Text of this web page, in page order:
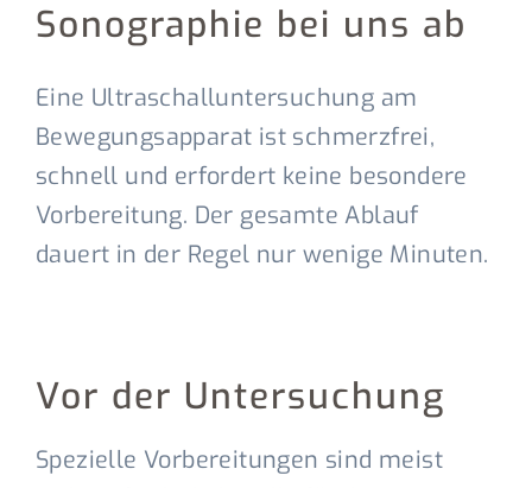
Sonographie bei uns ab
Eine Ultraschalluntersuchung am
Bewegungsapparat ist schmerzfrei,
schnell und erfordert keine besondere
Vorbereitung. Der gesamte Ablauf
dauert in der Regel nur wenige Minuten.
Vor der Untersuchung
Spezielle Vorbereitungen sind meist